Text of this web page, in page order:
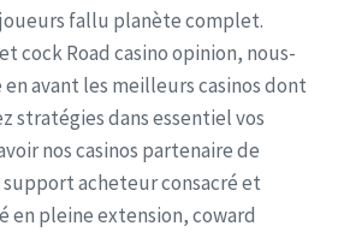
fallu planète complet.
cock Road casino opinion, nous-
avant les meilleurs casinos dont
stratégies dans essentiel vos
nos casinos partenaire de
acheteur consacré et
en pleine extension, coward